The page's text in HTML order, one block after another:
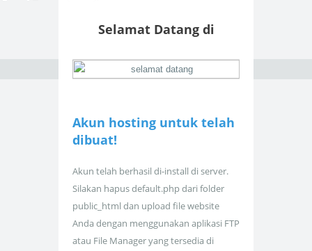
Selamat Datang di
Akun hosting untuk telah
dibuat!
Akun telah berhasil di-install di server.
Silakan hapus default.php dari folder
public_html dan upload file website
Anda dengan menggunakan aplikasi FTP
atau File Manager yang tersedia di